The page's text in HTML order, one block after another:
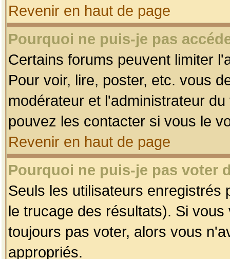
Revenir en haut de page
Pourquoi ne puis-je pas
Certains forums peuvent limiter
Pour voir, lire, poster, etc. vous
modérateur et l'administrateur
pouvez les contacter si vous le
Revenir en haut de page
Pourquoi ne puis-je pas voter
Seuls les utilisateurs enregistrés
le trucage des résultats). Si
toujours pas voter, alors vous
appropriés.